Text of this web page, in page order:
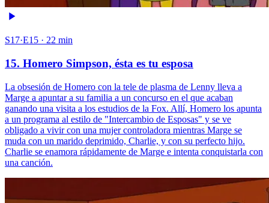
S17·E15 · 22 min
15. Homero Simpson, ésta es tu esposa
La obsesión de Homero con la tele de plasma de Lenny lleva a
Marge a apuntar a su familia a un concurso en el que acaban
ganando una visita a los estudios de la Fox. Allí, Homero los apunta
a un programa al estilo de "Intercambio de Esposas" y se ve
obligado a vivir con una mujer controladora mientras Marge se
muda con un marido deprimido, Charlie, y con su perfecto hijo.
Charlie se enamora rápidamente de Marge e intenta conquistarla con
una canción.